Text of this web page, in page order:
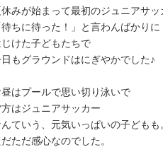
休みが始まって最初のジュニアサッ
待ちに待った！」と言わんばかりに
じけた子どもたちで
もグラウンドはにぎやかでした♪
昼はプールで思い切り泳いで
方はジュニアサッカー
ていう、元気いっぱいの子どもも
ただ感心なのでした。